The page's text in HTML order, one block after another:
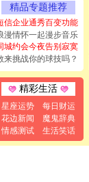
精品专题推荐
信企业通秀百变功能
漫情怀一起漫步音乐
城约会今夜告别寂寞
来挑战你的球技吗？
精彩生活
星座运势
每日财运
花边新闻
魔鬼辞典
情感测试
生活笑话